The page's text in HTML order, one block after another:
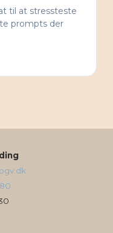
til at stressteste
prompts der